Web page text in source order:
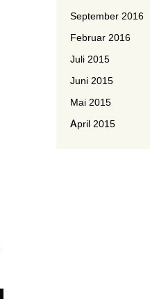
September 2016
Februar 2016
Juli 2015
Juni 2015
Mai 2015
April 2015